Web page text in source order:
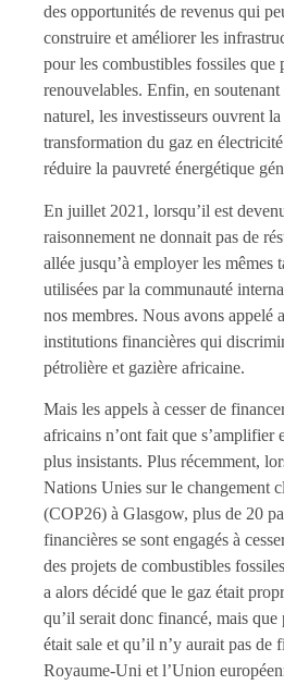
des opportunités de revenus qui
construire et améliorer les
pour les combustibles fossiles que
renouvelables. Enfin, en soutenant
naturel, les investisseurs ouvrent
transformation du gaz en
réduire la pauvreté énergétique
En juillet 2021, lorsqu’il est
raisonnement ne donnait pas de
allée jusqu’à employer les mêmes
utilisées par la communauté
nos membres. Nous avons appelé
institutions financières qui
pétrolière et gazière africaine.
Mais les appels à cesser de
africains n’ont fait que s’amplifier
plus insistants. Plus récemment,
Nations Unies sur le changement
(COP26) à Glasgow, plus de 20
financières se sont engagés à
des projets de combustibles
a alors décidé que le gaz était
qu’il serait donc financé, mais
était sale et qu’il n’y aurait pas de
Royaume-Uni et l’Union